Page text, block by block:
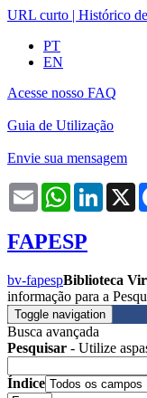
URL curto | Histórico
PT
EN
Acesse nosso FAQ
Guia de Utilização
Envie sua mensagem
Email WhatsApp X
FAPESP
bv-fapespBiblioteca
informação para a
Toggle navigation
Busca avançada
Pesquisar - Utilize
Índice